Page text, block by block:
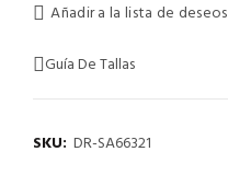
Añadir a la lista de deseos
Guía De Tallas
SKU: DR-SA66321